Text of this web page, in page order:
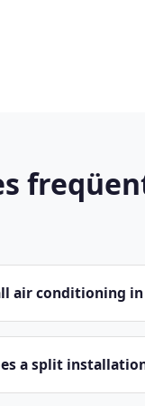
air conditioning in
a split